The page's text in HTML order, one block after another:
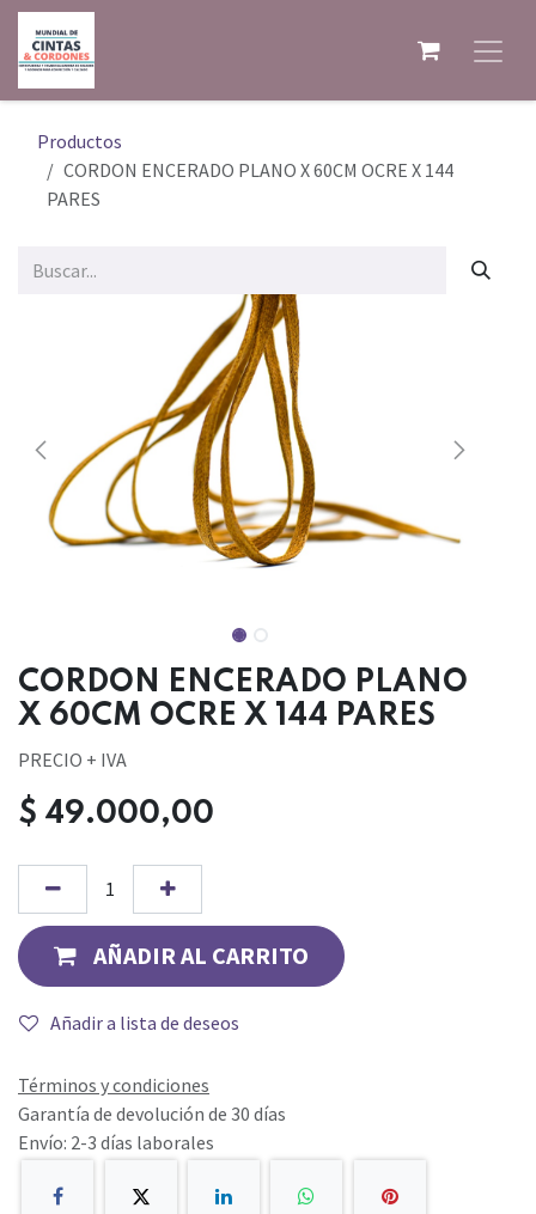
Ir al contenido
Productos
CORDON ENCERADO PLANO X 60CM OCRE X 144
PARES
CORDON ENCERADO PLANO
X 60CM OCRE X 144 PARES
PRECIO + IVA
$ 49.000,00
AÑADIR AL CARRITO
Añadir a lista de deseos
Términos y condiciones
Garantía de devolución de 30 días
Envío: 2-3 días laborales